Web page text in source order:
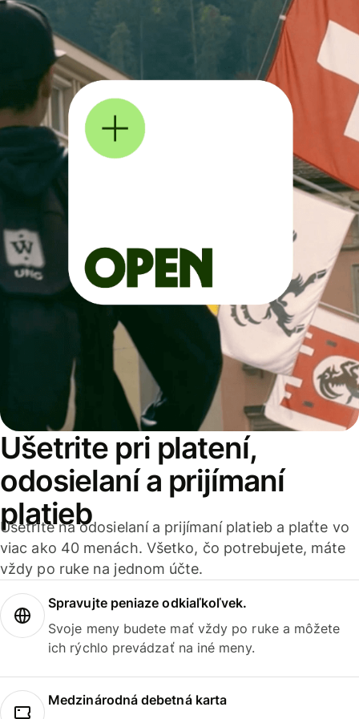
Ušetrite pri platení,
odosielaní a prijímaní
platieb
Ušetrite na odosielaní a prijímaní platieb a plaťte vo
viac ako 40 menách. Všetko, čo potrebujete, máte
vždy po ruke na jednom účte.
Spravujte peniaze odkiaľkoľvek.
Svoje meny budete mať vždy po ruke a môžete
ich rýchlo prevádzať na iné meny.
Medzinárodná debetná karta